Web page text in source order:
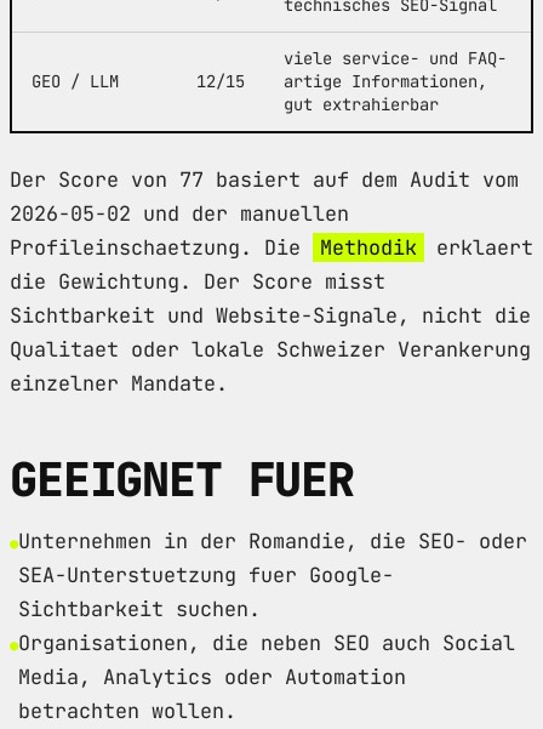
technisches SEO-Signal
GEO / LLM 12/15
viele service- und FAQ-
artige Informationen,
gut extrahierbar
Der Score von 77 basiert auf dem Audit vom
2026-05-02 und der manuellen
Profileinschaetzung. Die
Methodik
erklaert
die Gewichtung. Der Score misst
Sichtbarkeit und Website-Signale, nicht die
Qualitaet oder lokale Schweizer Verankerung
einzelner Mandate.
GEEIGNET FUER
Unternehmen in der Romandie, die SEO- oder
SEA-Unterstuetzung fuer Google-
Sichtbarkeit suchen.
Organisationen, die neben SEO auch Social
Media, Analytics oder Automation
betrachten wollen.